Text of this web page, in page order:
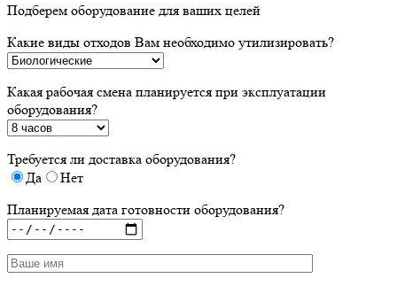
Подберем оборудование для ваших целей
Какие виды отходов Вам необходимо утилизировать?
Какая рабочая смена планируется при эксплуатации
оборудования?
Требуется ли доставка оборудования?
Да
Нет
Планируемая дата готовности оборудования?